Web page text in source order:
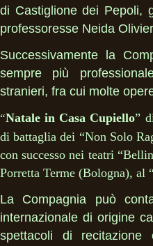
di Castiglione dei Pepoli,
professoresse Neida
Successivamente la
sempre più
stranieri, fra cui molte
“Natale in Casa Cupiello”
di battaglia dei “Non Solo
con successo nei teatri
Porretta Terme (Bologna), al
La Compagnia può
internazionale di origine
spettacoli di